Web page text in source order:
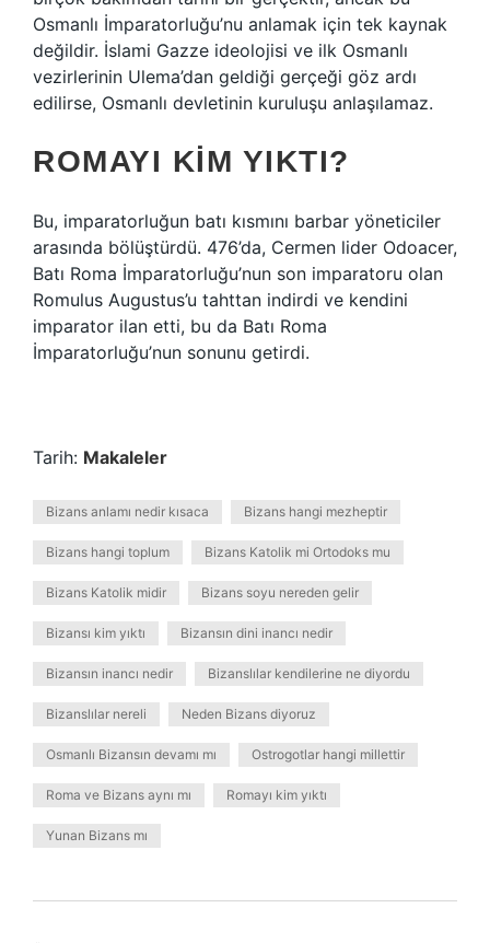
Osmanlı İmparatorluğu’nu anlamak için tek kaynak
değildir. İslami Gazze ideolojisi ve ilk Osmanlı
vezirlerinin Ulema’dan geldiği gerçeği göz ardı
edilirse, Osmanlı devletinin kuruluşu anlaşılamaz.
ROMAYI KIM YIKTI?
Bu, imparatorluğun batı kısmını barbar yöneticiler
arasında bölüştürdü. 476’da, Cermen lider Odoacer,
Batı Roma İmparatorluğu’nun son imparatoru olan
Romulus Augustus’u tahttan indirdi ve kendini
imparator ilan etti, bu da Batı Roma
İmparatorluğu’nun sonunu getirdi.
Tarih: Makaleler
Bizans anlamı nedir kısaca Bizans hangi mezheptir
Bizans hangi toplum Bizans Katolik mi Ortodoks mu
Bizans Katolik midir Bizans soyu nereden gelir
Bizansı kim yıktı Bizansın dini inancı nedir
Bizansın inancı nedir Bizanslılar kendilerine ne diyordu
Bizanslılar nereli Neden Bizans diyoruz
Osmanlı Bizansın devamı mı Ostrogotlar hangi millettir
Roma ve Bizans aynı mı Romayı kim yıktı
Yunan Bizans mı